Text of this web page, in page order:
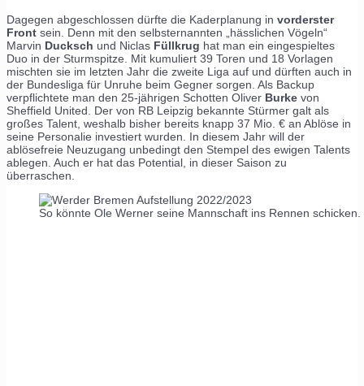
Dagegen abgeschlossen dürfte die Kaderplanung in vorderster
Front sein. Denn mit den selbsternannten „hässlichen Vögeln“
Marvin Ducksch und Niclas Füllkrug hat man ein eingespieltes
Duo in der Sturmspitze. Mit kumuliert 39 Toren und 18 Vorlagen
mischten sie im letzten Jahr die zweite Liga auf und dürften auch in
der Bundesliga für Unruhe beim Gegner sorgen. Als Backup
verpflichtete man den 25-jährigen Schotten Oliver Burke von
Sheffield United. Der von RB Leipzig bekannte Stürmer galt als
großes Talent, weshalb bisher bereits knapp 37 Mio. € an Ablöse in
seine Personalie investiert wurden. In diesem Jahr will der
ablösefreie Neuzugang unbedingt den Stempel des ewigen Talents
ablegen. Auch er hat das Potential, in dieser Saison zu
überraschen.
So könnte Ole Werner seine Mannschaft ins Rennen schicken.